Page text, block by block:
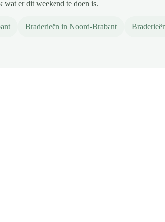
wat er dit weekend te doen is.
Braderieën in Noord-Brabant